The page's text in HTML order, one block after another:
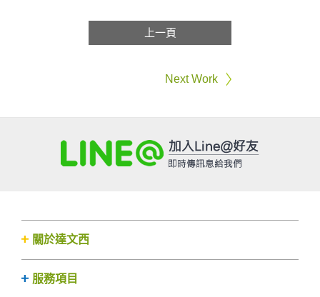
上一頁
Next Work
關於達文西
服務項目